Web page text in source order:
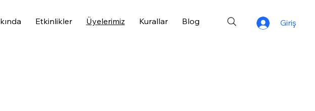
Etkinlikler Üyelerimiz Kurallar Blog Giriş